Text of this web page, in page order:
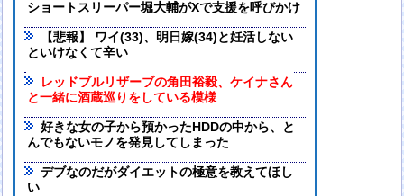
ショートスリーパー堀大輔がXで支援を呼びかけ
【悲報】 ワイ(33)、明日嫁(34)と妊活しない
といけなくて辛い
レッドブルリザーブの角田裕毅、ケイナさん
と一緒に酒蔵巡りをしている模様
好きな女の子から預かったHDDの中から、と
んでもないモノを発見してしまった
デブなのだがダイエットの極意を教えてほし
い